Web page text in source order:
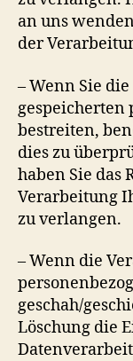
an uns
der
– Wenn Sie
gespeicherten
bestreiten,
dies zu
haben Sie das
Verarbeitung
zu verlangen.
– Wenn die
geschah/
Löschung die